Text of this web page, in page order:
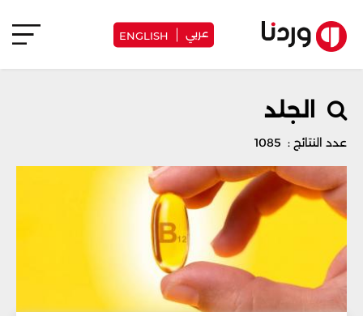
عربي ENGLISH
الجلد
عدد النتائج : 1085